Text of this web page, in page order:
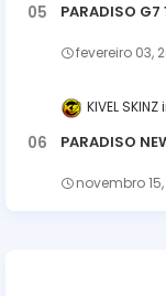
PARADISO
fevereiro 03,
KIVEL SKINZ
PARADISO
novembro